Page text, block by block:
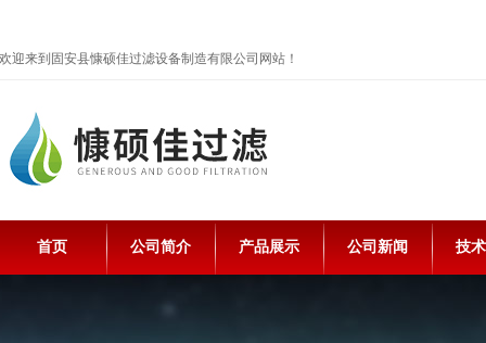
欢迎来到固安县慷硕佳过滤设备制造有限公司网站！
首页 公司简介 产品展示 公司新闻 技